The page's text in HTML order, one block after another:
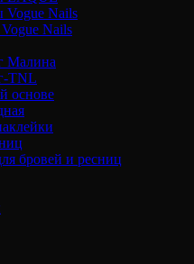
Vogue Nails
Nails
Малина
TNL
основе
бровей и ресниц